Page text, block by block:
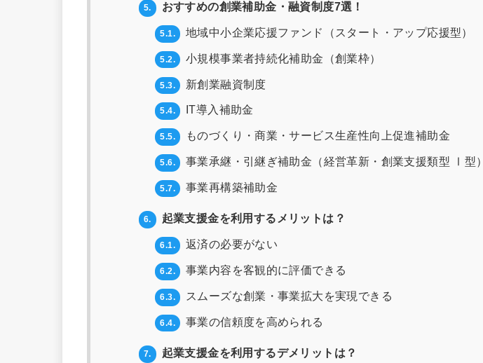
5. おすすめの創業補助金・融資制度7選！
5.1. 地域中小企業応援ファンド（スタート・アップ応援型）
5.2. 小規模事業者持続化補助金（創業枠）
5.3. 新創業融資制度
5.4. IT導入補助金
5.5. ものづくり・商業・サービス生産性向上促進補助金
5.6. 事業承継・引継ぎ補助金（経営革新・創業支援類型 Ⅰ型）
5.7. 事業再構築補助金
6. 起業支援金を利用するメリットは？
6.1. 返済の必要がない
6.2. 事業内容を客観的に評価できる
6.3. スムーズな創業・事業拡大を実現できる
6.4. 事業の信頼度を高められる
7. 起業支援金を利用するデメリットは？